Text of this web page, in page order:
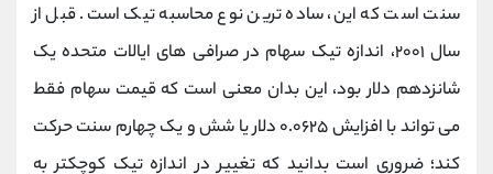
سنت است که این، ساده ترین نوع محاسبه تیک است. قبل از
سال ۲۰۰۱، اندازه تیک سهام در صرافی های ایالات متحده یک
شانزدهم دلار بود، این بدان معنی است که قیمت سهام فقط
می تواند با افزایش ۰.۰۶۲۵ دلار یا شش و یک چهارم سنت حرکت
کند؛ ضروری است بدانید که تغییر در اندازه تیک کوچکتر به